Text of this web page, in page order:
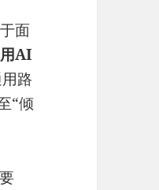
面
AI
路
“倾